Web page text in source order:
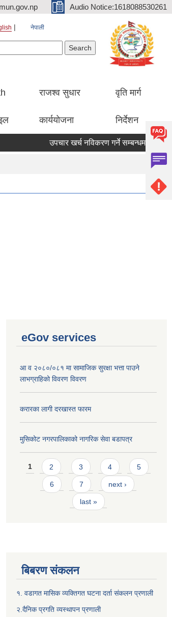
Audio Notice:1618088530261
नेपाली
राजश्व सुधार
कार्ययोजना
वृति मार्ग
निर्देशन
उपचार खर्च नविकरण गर्ने सम्बन्धमा
eGov services
आ व २०८०/०८१ मा सामाजिक सुरक्षा भत्ता पाउने
लाभग्राहिको विवरण विवरण
करारका लागी दरखास्त फारम
मुसिकोट नगरपालिकाको नागरिक सेवा बडापत्र
Pages
1 2 3 4 5
6 7 next ›
last »
बिबरण संकलन
१. वडागत मासिक व्यक्तिगत घटना दर्ता संकलन प्रणाली
२.दैनिक प्रगति व्यस्थापन प्रणाली